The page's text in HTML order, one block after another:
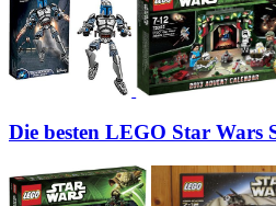
Die besten LEGO Star Wars